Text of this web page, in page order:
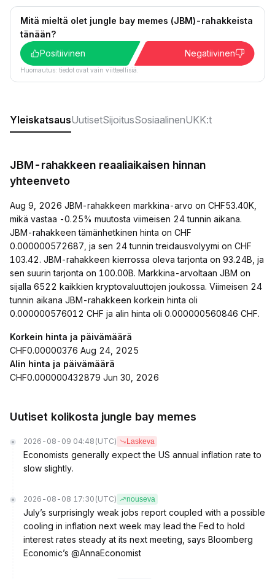
Mitä mieltä olet jungle bay memes (JBM)-rahakkeista
tänään?
Positiivinen
Negatiivinen
Huomautus: tiedot ovat vain viitteellisiä.
YleiskatsausUutisetSijoitusSosiaalinenUKK:t
JBM-rahakkeen reaaliaikaisen hinnan
yhteenveto
Aug 9, 2026 JBM-rahakkeen markkina-arvo on CHF53.40K,
mikä vastaa -0.25% muutosta viimeisen 24 tunnin aikana.
JBM-rahakkeen tämänhetkinen hinta on CHF
0.000000572687, ja sen 24 tunnin treidausvolyymi on CHF
103.42. JBM-rahakkeen kierrossa oleva tarjonta on 93.24B, ja
sen suurin tarjonta on 100.00B. Markkina-arvoltaan JBM on
sijalla 6522 kaikkien kryptovaluuttojen joukossa. Viimeisen 24
tunnin aikana JBM-rahakkeen korkein hinta oli
0.000000576012 CHF ja alin hinta oli 0.000000560846 CHF.
Korkein hinta ja päivämäärä
CHF0.00000376 Aug 24, 2025
Alin hinta ja päivämäärä
CHF0.000000432879 Jun 30, 2026
Uutiset kolikosta jungle bay memes
2026-08-09 04:48 (UTC) Laskeva
Economists generally expect the US annual inflation rate to
slow slightly.
2026-08-08 17:30 (UTC) nouseva
July’s surprisingly weak jobs report coupled with a possible
cooling in inflation next week may lead the Fed to hold
interest rates steady at its next meeting, says Bloomberg
Economic’s @AnnaEconomist